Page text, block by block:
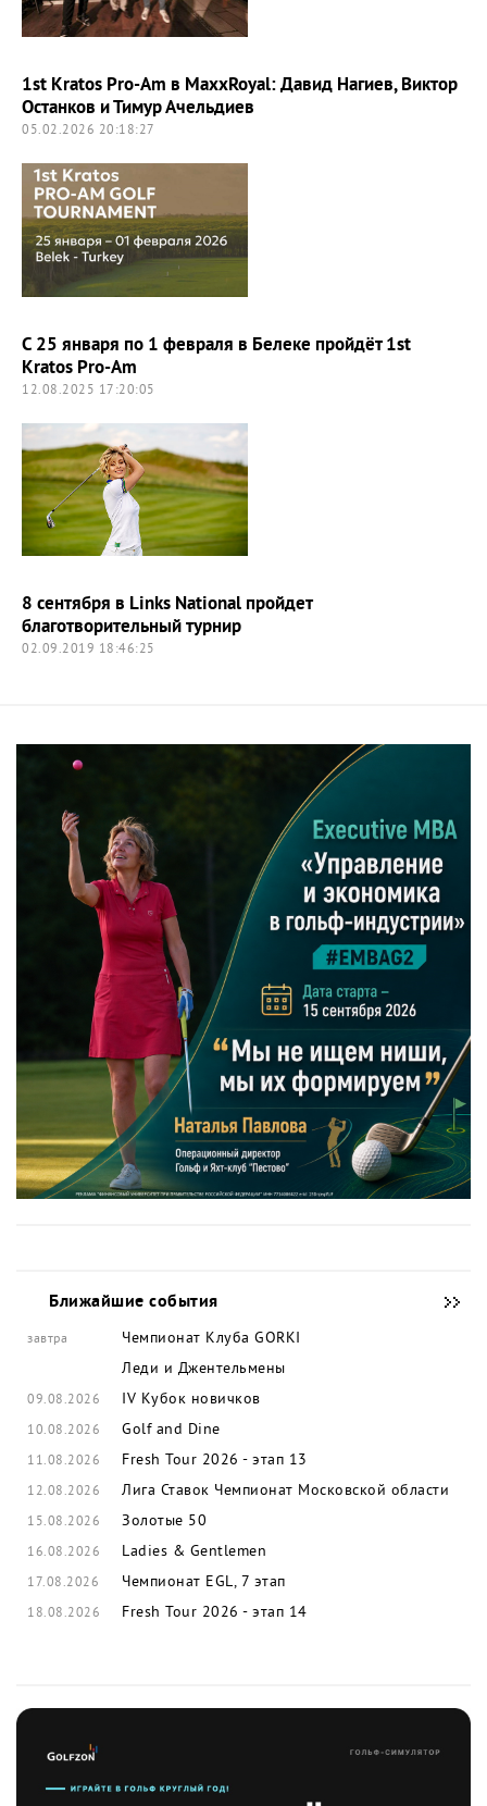
1st Kratos Pro-Am в MaxxRoyal: Давид Нагиев, Виктор
Останков и Тимур Ачельдиев
05.02.2026 20:18:27
C 25 января по 1 февраля в Белеке пройдёт 1st
Kratos Pro-Am
12.08.2025 17:20:05
8 сентября в Links National пройдет
благотворительный турнир
02.09.2019 18:46:25
Ближайшие события
завтра
Чемпионат Клуба GORKI
Леди и Джентельмены
09.08.2026 IV Кубок новичков
10.08.2026 Golf and Dine
11.08.2026 Fresh Tour 2026 - этап 13
12.08.2026 Лига Ставок Чемпионат Московской области
15.08.2026 Золотые 50
16.08.2026 Ladies & Gentlemen
17.08.2026 Чемпионат EGL, 7 этап
18.08.2026 Fresh Tour 2026 - этап 14